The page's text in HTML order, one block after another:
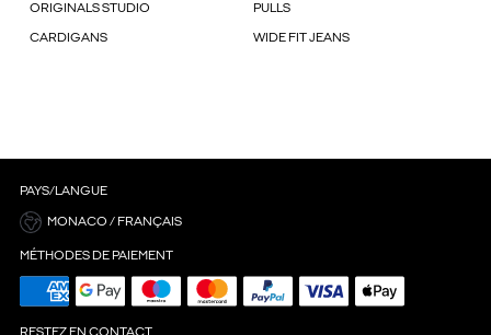
ORIGINALS STUDIO PULLS
CARDIGANS WIDE FIT JEANS
PAYS/LANGUE
MONACO / FRANÇAIS
MÉTHODES DE PAIEMENT